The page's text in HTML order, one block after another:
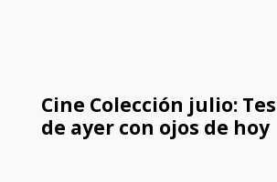
Cine Colección julio:
de ayer con ojos de hoy